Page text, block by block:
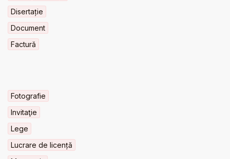
Disertație
Document
Factură
Fotografie
Invitaţie
Lege
Lucrare de licență